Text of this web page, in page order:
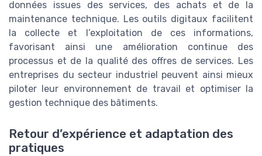
données issues des services, des achats et de la
maintenance technique. Les outils digitaux facilitent
la collecte et l’exploitation de ces informations,
favorisant ainsi une amélioration continue des
processus et de la qualité des offres de services. Les
entreprises du secteur industriel peuvent ainsi mieux
piloter leur environnement de travail et optimiser la
gestion technique des bâtiments.
Retour d’expérience et adaptation des
pratiques